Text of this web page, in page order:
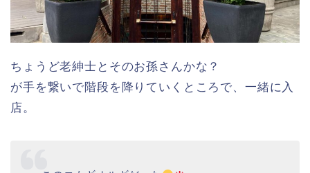
ちょうど老紳士とそのお孫さんかな？
が手を繋いで階段を降りていくところで、一緒に入
店。